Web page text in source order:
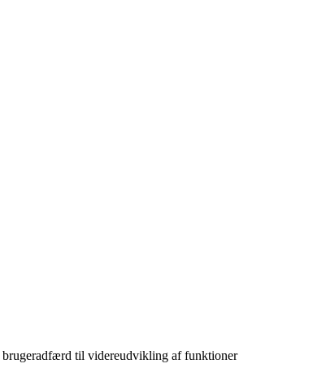
brugeradfærd til videreudvikling af funktioner